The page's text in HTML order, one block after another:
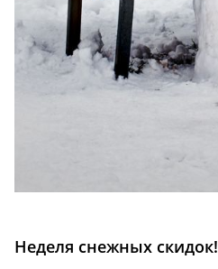
Неделя снежных скидок!